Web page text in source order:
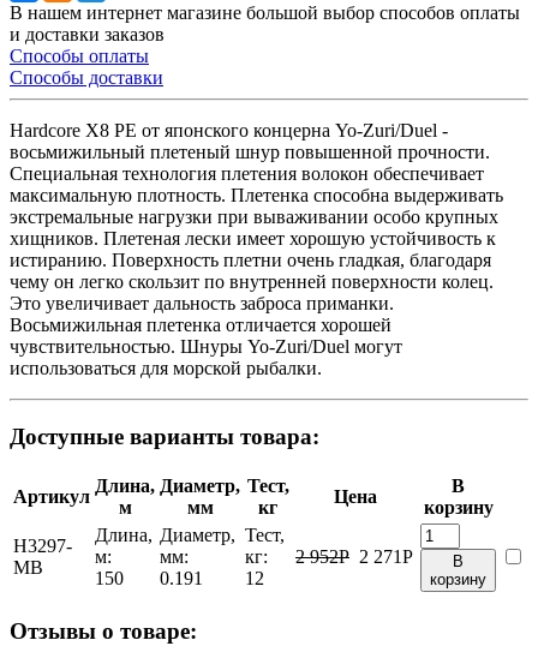
В нашем интернет магазине большой выбор способов оплаты
и доставки заказов
Способы оплаты
Способы доставки
Hardcore X8 PE от японского концерна Yo-Zuri/Duel -
восьмижильный плетеный шнур повышенной прочности.
Специальная технология плетения волокон обеспечивает
максимальную плотность. Плетенка способна выдерживать
экстремальные нагрузки при вываживании особо крупных
хищников. Плетеная лески имеет хорошую устойчивость к
истиранию. Поверхность плетни очень гладкая, благодаря
чему он легко скользит по внутренней поверхности колец.
Это увеличивает дальность заброса приманки.
Восьмижильная плетенка отличается хорошей
чувствительностью. Шнуры Yo-Zuri/Duel могут
использоваться для морской рыбалки.
Доступные варианты товара:
Артикул
Длина,
м
Диаметр,
мм
Тест,
кг
Цена
В
корзину
H3297-
MB
Длина,
м:
150
Диаметр,
мм:
0.191
Тест,
кг:
12
2 952Р 2 271Р
В
корзину
Отзывы о товаре: